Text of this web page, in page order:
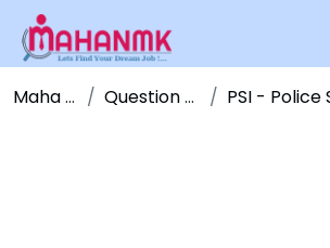
Maha NMK Question Papers PSI - Police Sub